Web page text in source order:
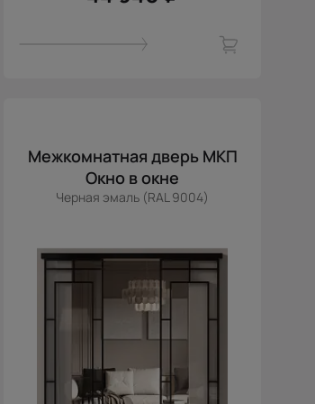
Межкомнатная дверь МКП
Окно в окне
Черная эмаль (RAL 9004)